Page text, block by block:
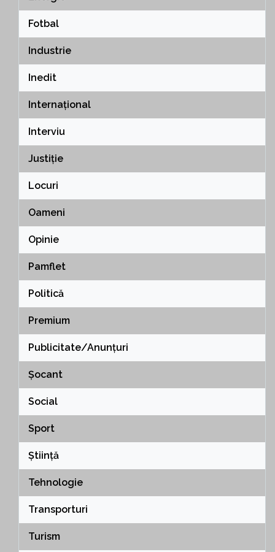
Fotbal
Industrie
Inedit
Internațional
Interviu
Justiție
Locuri
Oameni
Opinie
Pamflet
Politică
Premium
Publicitate/Anunțuri
Șocant
Social
Sport
Știință
Tehnologie
Transporturi
Turism